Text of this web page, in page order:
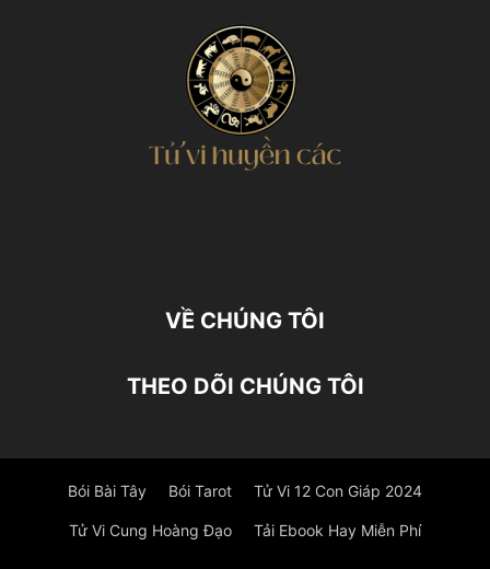
VỀ CHÚNG TÔI
THEO DÕI CHÚNG TÔI
Bói Bài Tây Bói Tarot Tử Vi 12 Con Giáp 2024
Tử Vi Cung Hoàng Đạo Tải Ebook Hay Miễn Phí